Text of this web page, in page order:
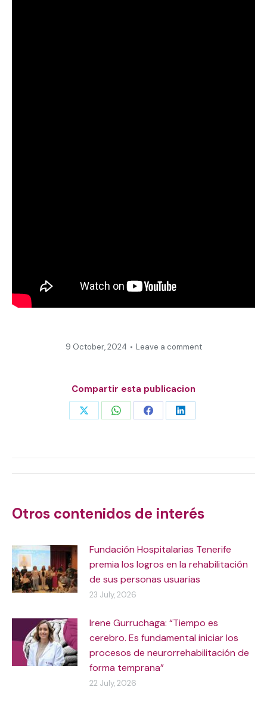
9 October, 2024 Leave a comment
Compartir esta publicacion
Share Share Share Share
Otros contenidos de interés
Fundación Hospitalarias Tenerife
premia los logros en la rehabilitación
de sus personas usuarias
23 July, 2026
Irene Gurruchaga: “Tiempo es
cerebro. Es fundamental iniciar los
procesos de neurorrehabilitación de
forma temprana”
22 July, 2026